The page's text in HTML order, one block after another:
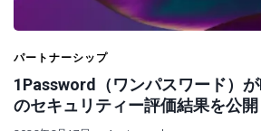
パートナーシップ
1Password（ワンパスワード）が
のセキュリティー評価結果を公開